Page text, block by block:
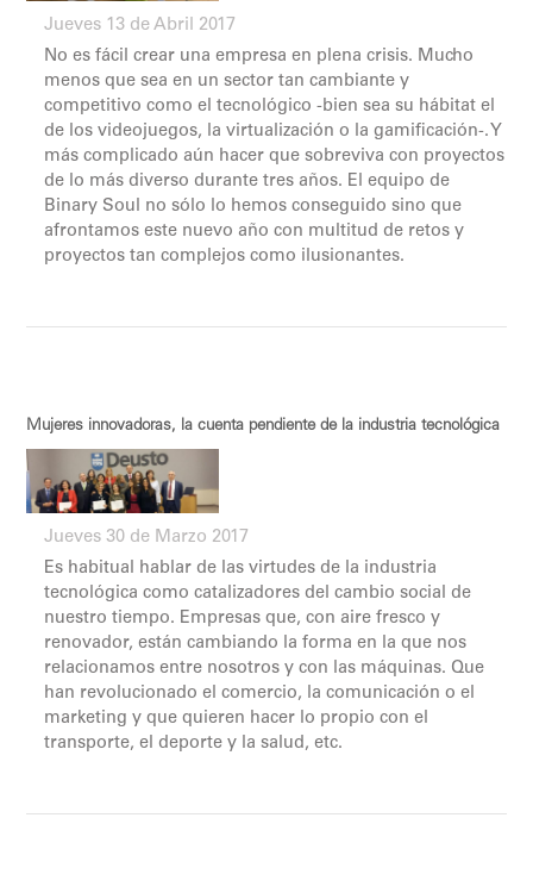
Jueves 13 de Abril 2017
No es fácil crear una empresa en plena crisis. Mucho
menos que sea en un sector tan cambiante y
competitivo como el tecnológico -bien sea su hábitat el
de los videojuegos, la virtualización o la gamificación-. Y
más complicado aún hacer que sobreviva con proyectos
de lo más diverso durante tres años. El equipo de
Binary Soul no sólo lo hemos conseguido sino que
afrontamos este nuevo año con multitud de retos y
proyectos tan complejos como ilusionantes.
Mujeres innovadoras, la cuenta pendiente de la industria tecnológica
Jueves 30 de Marzo 2017
Es habitual hablar de las virtudes de la industria
tecnológica como catalizadores del cambio social de
nuestro tiempo. Empresas que, con aire fresco y
renovador, están cambiando la forma en la que nos
relacionamos entre nosotros y con las máquinas. Que
han revolucionado el comercio, la comunicación o el
marketing y que quieren hacer lo propio con el
transporte, el deporte y la salud, etc.